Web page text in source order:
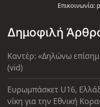
Επικοινωνία:
Δημοφιλή
Καντέρ: «Δηλώνω
(vid)
Ευρωμπάσκετ U16,
νίκη για την Εθνική